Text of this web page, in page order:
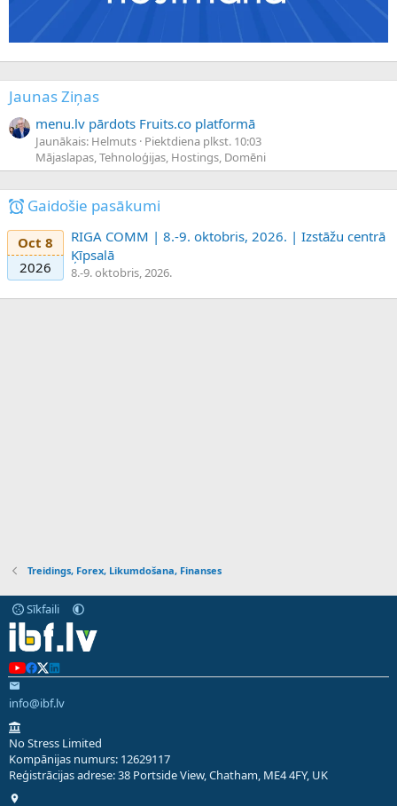
Jaunas Ziņas
menu.lv pārdots Fruits.co platformā
Jaunākais: Helmuts Piektdiena plkst. 10:03
Mājaslapas, Tehnoloģijas, Hostings, Domēni
Gaidošie pasākumi
Oct 8
2026
RIGA COMM | 8.-9. oktobris, 2026. | Izstāžu centrā
Ķīpsalā
8.-9. oktobris, 2026.
Treidings, Forex, Likumdošana, Finanses
Sīkfaili
info@ibf.lv
No Stress Limited
Kompānijas numurs: 12629117
Reģistrācijas adrese: 38 Portside View, Chatham, ME4 4FY, UK